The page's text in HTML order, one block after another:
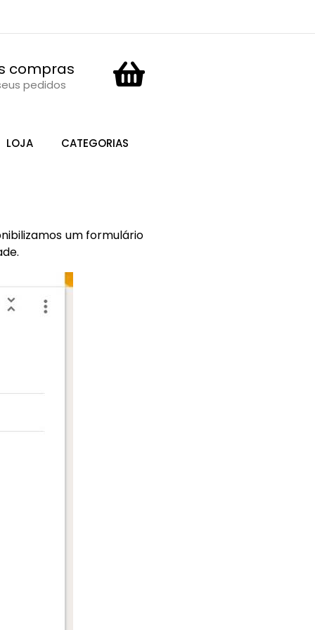
compras
pedidos
LOJA CATEGORIAS
um formulário